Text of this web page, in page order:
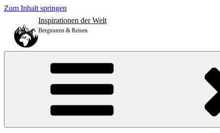
Zum Inhalt springen
Inspirationen der Welt
Bergtouren & Reisen